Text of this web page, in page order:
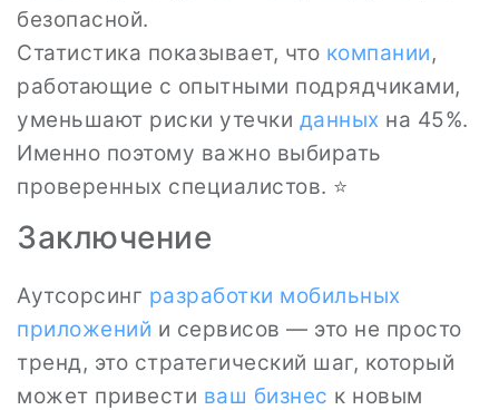
безопасной.
Статистика показывает, что компании,
работающие с опытными подрядчиками,
уменьшают риски утечки данных на 45%.
Именно поэтому важно выбирать
проверенных специалистов. ⭐
Заключение
Аутсорсинг разработки мобильных
приложений и сервисов — это не просто
тренд, это стратегический шаг, который
может привести ваш бизнес к новым